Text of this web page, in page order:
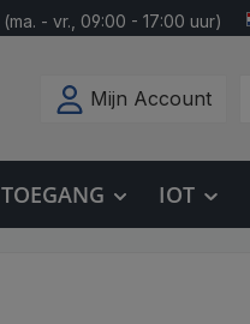
(ma. - vr., 09:00 - 17:00 uur)
Mijn Account
TOEGANG IOT